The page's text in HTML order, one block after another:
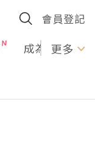
會員登記
成為U更多